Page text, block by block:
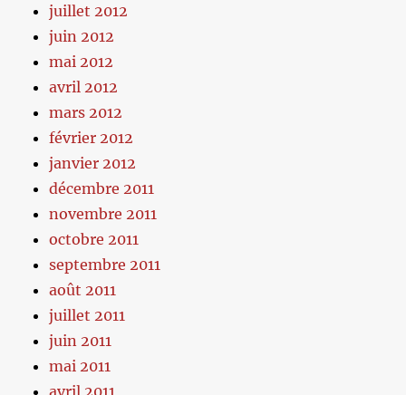
juillet 2012
juin 2012
mai 2012
avril 2012
mars 2012
février 2012
janvier 2012
décembre 2011
novembre 2011
octobre 2011
septembre 2011
août 2011
juillet 2011
juin 2011
mai 2011
avril 2011